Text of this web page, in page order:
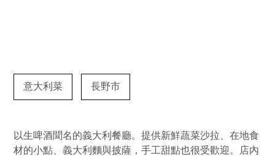
意大利菜 長野市
以生啤酒聞名的義大利餐廳。提供新鮮蔬菜沙拉、在地食
材的小點、義大利麵與披薩，手工甜點也很受歡迎。店內